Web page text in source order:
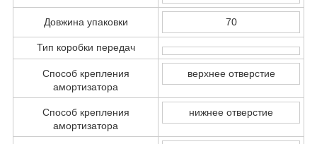
Довжина упаковки 70
Тип коробки передач
Способ крепления
амортизатора
верхнее отверстие
Способ крепления
амортизатора
нижнее отверстие